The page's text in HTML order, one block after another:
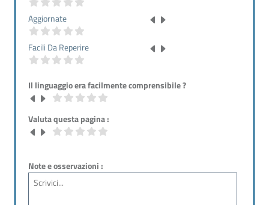
Aggiornate
Facili Da Reperire
Il linguaggio era facilmente comprensibile ?
Valuta questa pagina :
Note e osservazioni :